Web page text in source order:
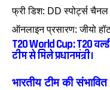
फ्री डिश: DD स्पोर्ट्स चैनल
ऑनलाइन प्रसारण: जीयो
T20 World Cup: T20
टीम से मिले प्रधानमंत्री।
भारतीय टीम की